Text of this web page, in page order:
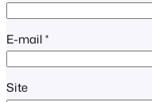
E-mail*
Site